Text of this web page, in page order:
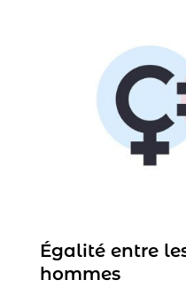
Égalité entre
hommes